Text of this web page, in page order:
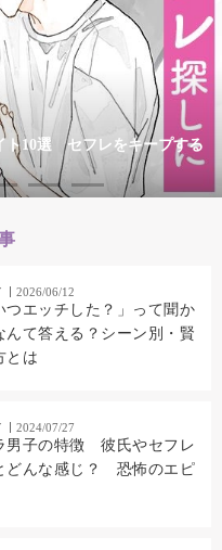
ト10選 セフレをキープする
2026/06/12
つエッチした？」って聞か
んて答える？シーン別・賢
とは
2024/07/27
男子の特徴 彼氏やセフレ
どんな感じ？ 恐怖のエピ